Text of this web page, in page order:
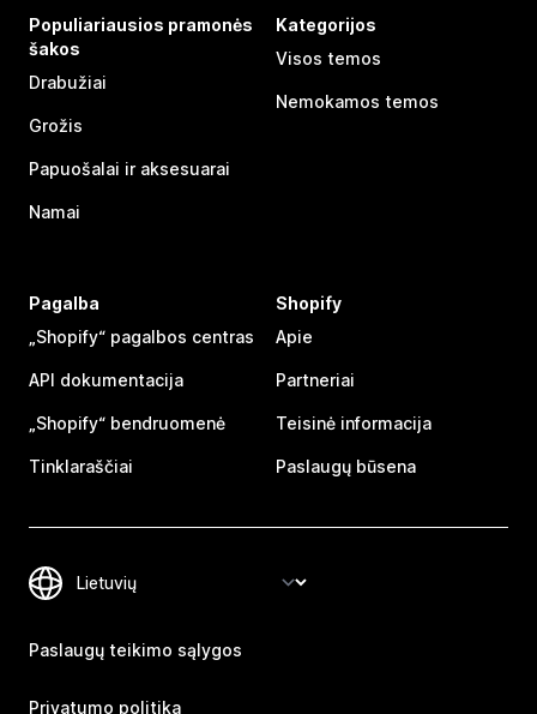
Populiariausios pramonės
šakos
Drabužiai
Grožis
Papuošalai ir aksesuarai
Namai
Kategorijos
Visos temos
Nemokamos temos
Pagalba
„Shopify“ pagalbos centras
API dokumentacija
„Shopify“ bendruomenė
Tinklaraščiai
Shopify
Apie
Partneriai
Teisinė informacija
Paslaugų būsena
Paslaugų teikimo sąlygos
Privatumo politika